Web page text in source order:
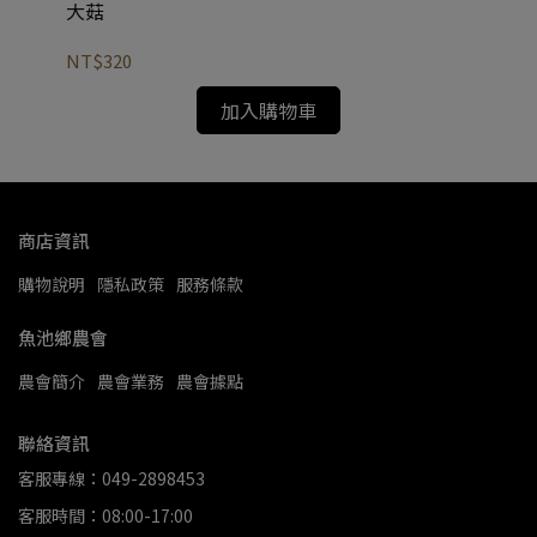
大菇
NT$320
加入購物車
商店資訊
購物說明 隱私政策 服務條款
魚池鄉農會
農會簡介 農會業務 農會據點
聯絡資訊
客服專線：049-2898453
客服時間：08:00-17:00